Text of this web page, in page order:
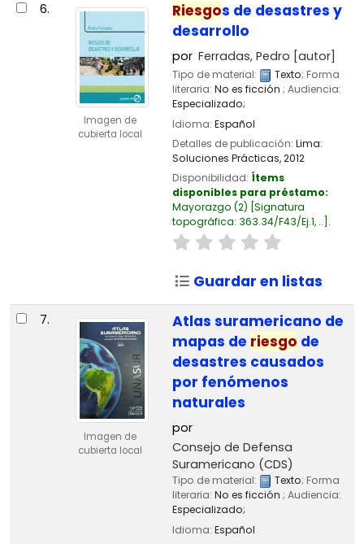
6.
Imagen de
cubierta local
Riesgos de desastres y
desarrollo
por Ferradas, Pedro [autor]
Tipo de material: Texto; Forma
literaria: No es ficción ; Audiencia:
Especializado;
Idioma: Español
Detalles de publicación: Lima:
Soluciones Prácticas,2012
Disponibilidad: Ítems
disponibles para préstamo:
Mayorazgo (2) Signatura
topográfica: 363.34/F43/Ej.1, .. .
Guardar en listas
7.
Imagen de
cubierta local
Atlas suramericano de
mapas de riesgo de
desastres causados
por fenómenos
naturales
por
Consejo de Defensa
Suramericano (CDS)
Tipo de material: Texto; Forma
literaria: No es ficción ; Audiencia:
Especializado;
Idioma: Español